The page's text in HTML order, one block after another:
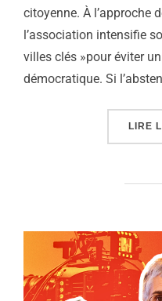
citoyenne. À l’approche
l’association intensifie
villes clés »pour éviter
démocratique. Si
LIRE